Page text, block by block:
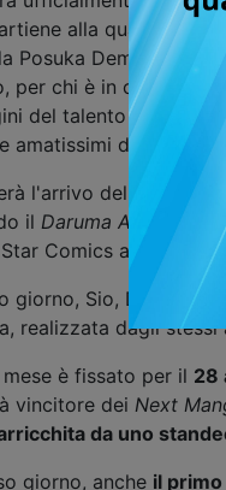
alla quarta
Posuka Demizu, già
per chi è in cerca di
del talento di Keiko
amatissimi dagli
l'arrivo del volume 1
il Daruma Award al
Comics a
giorno, Sio, Dado e
realizzata dagli stessi
è fissato per il 28
vincitore dei Next
da uno
giorno, anche il